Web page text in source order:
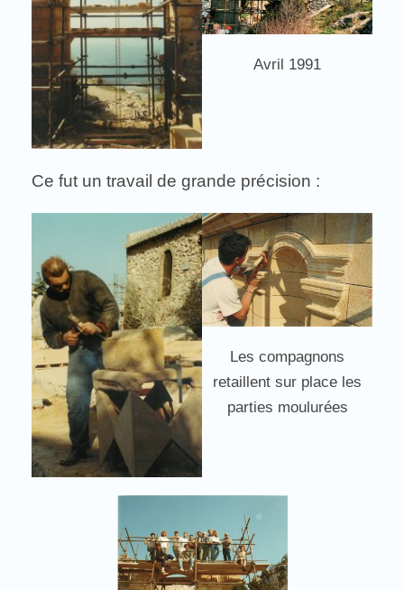
Avril 1991
Ce fut un travail de grande précision :
Les compagnons
retaillent sur place les
parties moulurées